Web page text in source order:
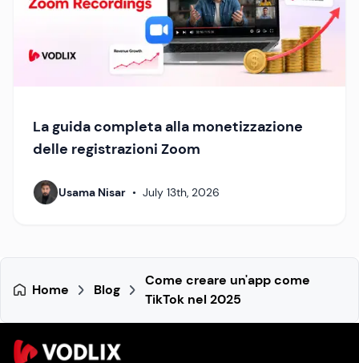
La guida completa alla monetizzazione
delle registrazioni Zoom
Usama Nisar • July 13th, 2026
Home Blog
Come creare un'app come
TikTok nel 2025